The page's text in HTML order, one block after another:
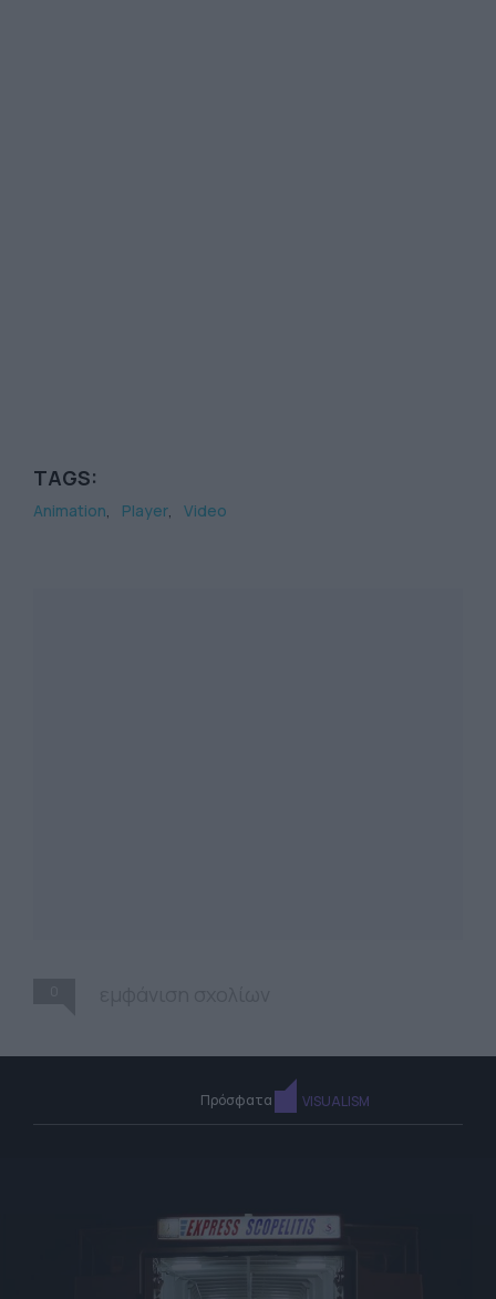
TAGS:
Animation Player Video
Πρόσφατα VISUALISM